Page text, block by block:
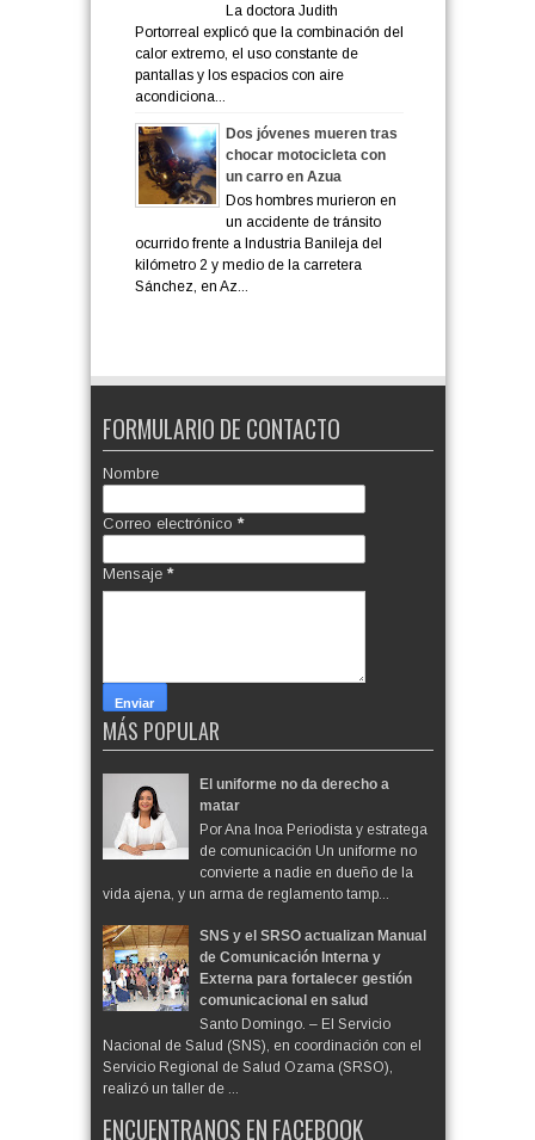
La doctora Judith
Portorreal explicó que la combinación del
calor extremo, el uso constante de
pantallas y los espacios con aire
acondiciona...
Dos jóvenes mueren tras
chocar motocicleta con
un carro en Azua
Dos hombres murieron en
un accidente de tránsito
ocurrido frente a Industria Banileja del
kilómetro 2 y medio de la carretera
Sánchez, en Az...
FORMULARIO DE CONTACTO
Nombre
Correo electrónico *
Mensaje *
MÁS POPULAR
El uniforme no da derecho a
matar
Por Ana Inoa Periodista y estratega
de comunicación Un uniforme no
convierte a nadie en dueño de la
vida ajena, y un arma de reglamento tamp...
SNS y el SRSO actualizan Manual
de Comunicación Interna y
Externa para fortalecer gestión
comunicacional en salud
Santo Domingo. – El Servicio
Nacional de Salud (SNS), en coordinación con el
Servicio Regional de Salud Ozama (SRSO),
realizó un taller de ...
ENCUENTRANOS EN FACEBOOK